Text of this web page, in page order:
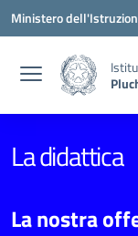
Vai ai contenuti
Vai al menu di
Vai al footer
Ministero
La didattica
La nostra